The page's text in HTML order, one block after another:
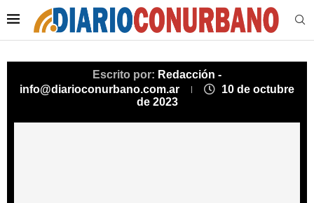
Escrito por: Redacción -
info@diarioconurbano.com.ar
10 de octubre
de 2023